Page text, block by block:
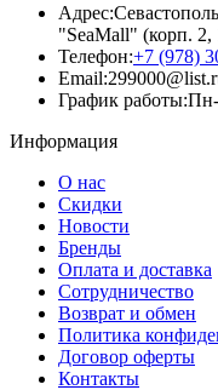
Адрес:
"SeaMall" (корп. 2,
Телефон:+7 (978)
Email:
График работы:Пн-
Информация
О нас
Скидки
Новости
Бренды
Оплата и доставка
Сотрудничество
Возврат и обмен
Политика
Договор оферты
Контакты